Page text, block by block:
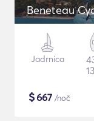
Beneteau
Jadrnica
$667 /noč